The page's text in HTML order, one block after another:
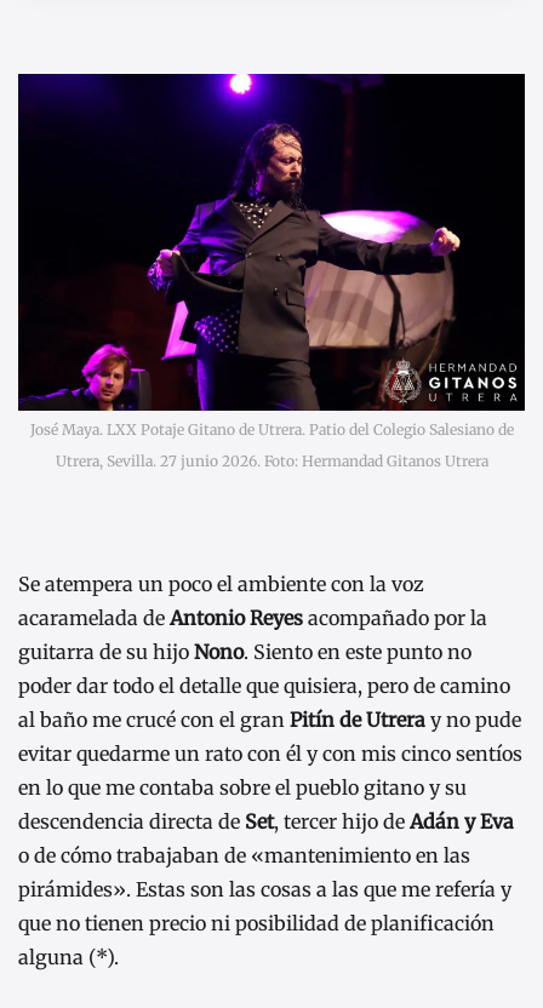
José Maya. LXX Potaje Gitano de Utrera. Patio del Colegio Salesiano de
Utrera, Sevilla. 27 junio 2026. Foto: Hermandad Gitanos Utrera
Se atempera un poco el ambiente con la voz
acaramelada deAntonio Reyes acompañado por la
guitarra de su hijo Nono. Siento en este punto no
poder dar todo el detalle que quisiera, pero de camino
al baño me crucé con el gran Pitín de Utrera y no pude
evitar quedarme un rato con él y con mis cinco sentíos
en lo que me contaba sobre el pueblo gitano y su
descendencia directa de Set, tercer hijo deAdán y Eva
o de cómo trabajaban de «mantenimiento en las
pirámides». Estas son las cosas a las que me refería y
que no tienen precio ni posibilidad de planificación
alguna (*).